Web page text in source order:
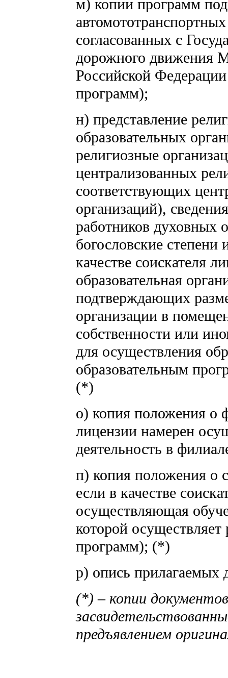
м) копии программ
согласованных с
дорожного движения
Российской
программ);
н) представление
образовательных
религиозные
централизованных
соответствующих
организаций),
работников духовных
богословские степени
качестве соискателя
образовательная
подтверждающих
организации в
собственности или
для осуществления
образовательным
(*)
о) копия положения о
лицензии намерен
деятельность в
п) копия положения о
если в качестве
осуществляющая
которой
программ); (*)
р) опись прилагаемых
(*) – копии
предъявлением